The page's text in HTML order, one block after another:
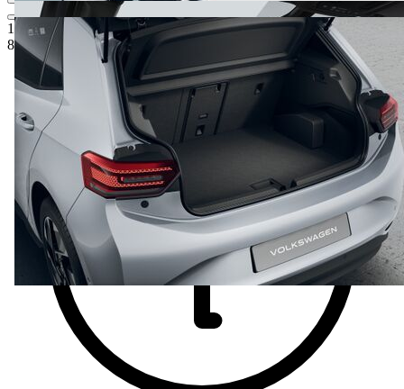
1 061 900 Kč1Ceníková cena
849 999 Kč